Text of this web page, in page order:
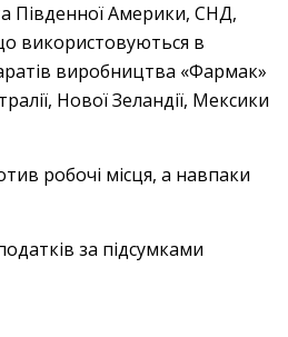
Південної Америки, СНД,
використовуються в
виробництва «Фармак»
Нової Зеландії, Мексики
робочі місця, а навпаки
за підсумками